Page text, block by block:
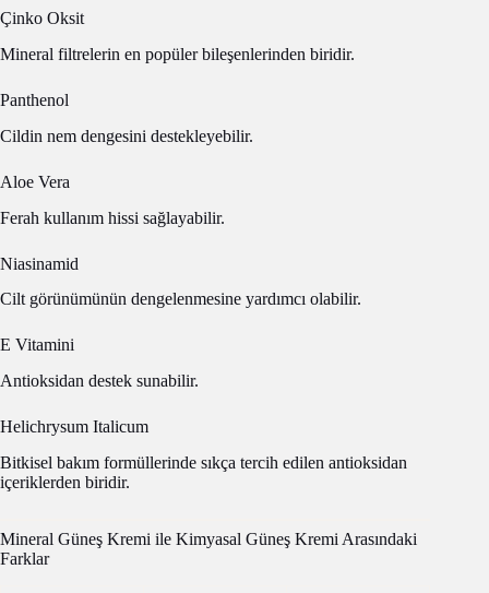
Çinko Oksit
Mineral filtrelerin en popüler bileşenlerinden biridir.
Panthenol
Cildin nem dengesini destekleyebilir.
Aloe Vera
Ferah kullanım hissi sağlayabilir.
Niasinamid
Cilt görünümünün dengelenmesine yardımcı olabilir.
E Vitamini
Antioksidan destek sunabilir.
Helichrysum Italicum
Bitkisel bakım formüllerinde sıkça tercih edilen antioksidan
içeriklerden biridir.
Mineral Güneş Kremi ile Kimyasal Güneş Kremi Arasındaki
Farklar